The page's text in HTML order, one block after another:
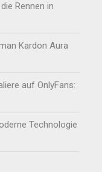
Rennen in
Kardon Aura
auf OnlyFans:
Technologie